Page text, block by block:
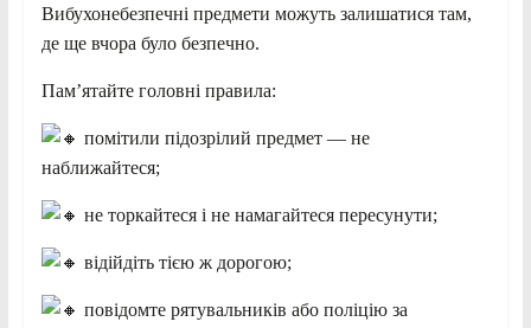
Вибухонебезпечні предмети можуть залишатися там,
де ще вчора було безпечно.
Пам’ятайте головні правила:
помітили підозрілий предмет — не
наближайтеся;
не торкайтеся і не намагайтеся пересунути;
відійдіть тією ж дорогою;
повідомте рятувальників або поліцію за